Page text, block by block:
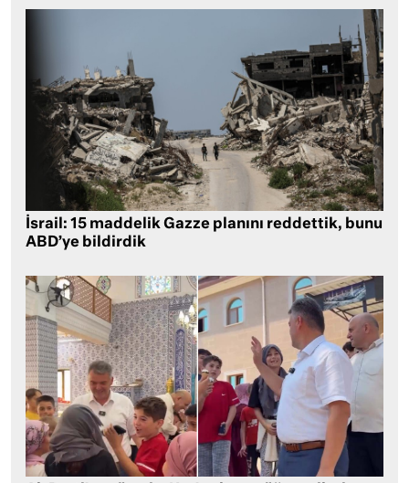
İsrail: 15 maddelik Gazze planını reddettik, bunu
ABD’ye bildirdik